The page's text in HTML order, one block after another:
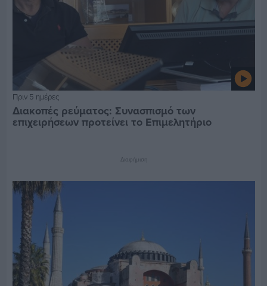
Πριν 5 ημέρες
Διακοπές ρεύματος: Συνασπισμό των
επιχειρήσεων προτείνει το Επιμελητήριο
Διαφήμιση